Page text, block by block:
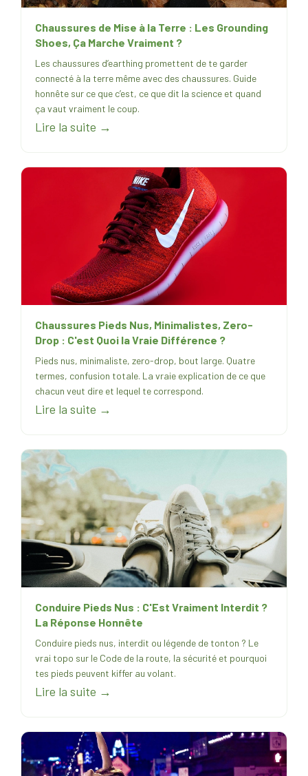
Chaussures de Mise à la Terre : Les Grounding
Shoes, Ça Marche Vraiment ?
Les chaussures d’earthing promettent de te garder
connecté à la terre même avec des chaussures. Guide
honnête sur ce que c’est, ce que dit la science et quand
ça vaut vraiment le coup.
Lire la suite →
Chaussures Pieds Nus, Minimalistes, Zero-
Drop : C'est Quoi la Vraie Différence ?
Pieds nus, minimaliste, zero-drop, bout large. Quatre
termes, confusion totale. La vraie explication de ce que
chacun veut dire et lequel te correspond.
Lire la suite →
Conduire Pieds Nus : C'Est Vraiment Interdit ?
La Réponse Honnête
Conduire pieds nus, interdit ou légende de tonton ? Le
vrai topo sur le Code de la route, la sécurité et pourquoi
tes pieds peuvent kiffer au volant.
Lire la suite →